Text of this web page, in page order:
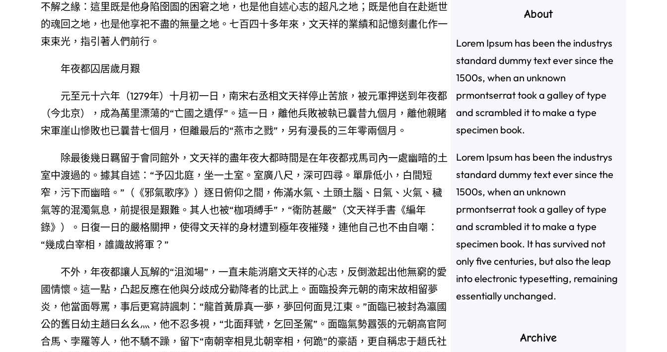
不解之緣：這里既是他身陷囹圄的困窘之地，也是他自述心志的超凡之地；既是他自在赴逝世
的魂回之地，也是他享祀不盡的無量之地。七百四十多年來，文天祥的業績和記憶刻畫化作一
束束光，指引著人們前行。
年夜都囚居歲月艱
元至元十六年（1279年）十月初一日，南宋右丞相文天祥停止苦旅，被元軍押送到年夜都
（今北京），成為萬里漂蕩的“亡國之遺俘”。這一日，離他兵敗被執已曩昔九個月，離他親睹
宋軍崖山慘敗也已曩昔七個月，但離最后的“燕市之戮”，另有漫長的三年零兩個月。
除最後幾日羈留于會同館外，文天祥的盡年夜大都時間是在年夜都戎馬司內一處幽暗的土
室中渡過的。據其自述：“予囚北庭，坐一土室。室廣八尺，深可四尋。單扉低小，白間短
窄，污下而幽暗。”（《邪氣歌序》）逐日俯仰之間，佈滿水氣、土頭土腦、日氣、火氣、穢
氣等的混濁氣息，前提很是艱難。其人也被“枷項縛手”，“衛防甚嚴”（文天祥手書《編年
錄》）。日復一日的嚴格關押，使得文天祥的身材遭到極年夜摧殘，連他自己也不由自嘲：
“幾成白宰相，誰識故將軍？”
不外，年夜都讓人瓦解的“沮洳場”，一直未能消磨文天祥的心志，反倒激起出他無窮的愛
國情懷。這一點，凸起反應在他與分歧成分勸降者的比武上。面臨投奔元朝的南宋故相留夢
炎，他當面辱罵，事后更寫詩諷刺：“龍首黃扉真一夢，夢回何面見江東。”面臨已被封為瀛國
公的舊日幼主趙曰幺幺灬，他不忍多視，“北面拜號，乞回圣駕”。面臨氣勢囂張的元朝高官阿
合馬、孛羅等人，他不驕不躁，留下“南朝宰相見北朝宰相，何跪”的豪語，更自稱忠于趙氏社
About
Lorem Ipsum has been the industrys
standard dummy text ever since the
1500s, when an unknown
prmontserrat took a galley of type
and scrambled it to make a type
specimen book.
Lorem Ipsum has been the industrys
standard dummy text ever since the
1500s, when an unknown
prmontserrat took a galley of type
and scrambled it to make a type
specimen book. It has survived not
only five centuries, but also the leap
into electronic typesetting, remaining
essentially unchanged.
Archive